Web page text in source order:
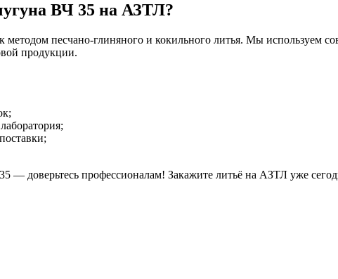
ВЧ 35 на АЗТЛ?
песчано-глиняного и кокильного литья. Мы используем
продукции.
— доверьтесь профессионалам! Закажите литьё на АЗТЛ уже